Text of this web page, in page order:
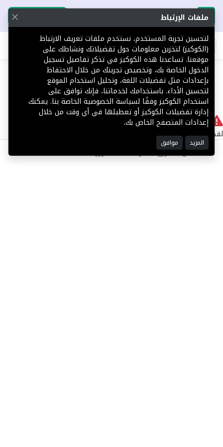
تحميل التطبيق تحميل التطبيق
اطلب عقارك
404 لا يوجد
لقد حدث خطأ داخلي أثناء معالجة طلبك.
©2025 كل الحقوق محفوظة منصة توور
ملفات الإرتباط
لتحسين تجربة المستخدم، نستخدم ملفات تعريف الارتباط
(الكوكيز) لتخزين معلومات حول تفضيلاتك ونشاطك على
موقعنا. تساعدنا هذه الكوكيز في تذكر تفاصيل تسجيل
الدخول الخاصة بك، وتخصيص تجربتك من خلال الاحتفاظ
بإعدادات مثل تفضيلات اللغة، وتحليل استخدام الموقع
لتحسين الأداء. باستخدامك لخدماتنا، فإنك توافق على
استخدام الكوكيز وفقًا لسياسة الخصوصية الخاصة بنا. يمكنك
إدارة تفضيلات الكوكيز أو تعطيلها في أي وقت من خلال
إعدادات المتصفح الخاص بك.
المزيد موافق